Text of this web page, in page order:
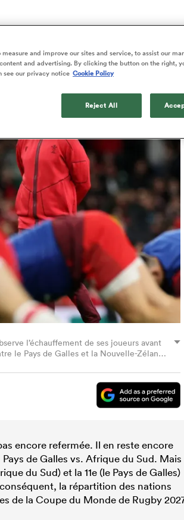
Updated: 24 November 2025 08:01 PST
l’échauffement de ses joueurs avant
le Pays de Galles et la Nouvelle-Zélande
encore refermée. Il en reste encore
de Galles vs. Afrique du Sud. Mais
du Sud) et la 11e (le Pays de Galles)
la répartition des nations
de la Coupe du Monde de Rugby
and improve our sites and service, to assist our
and advertising. By clicking the button on the right,
see our privacy notice Cookie Policy
Reject All